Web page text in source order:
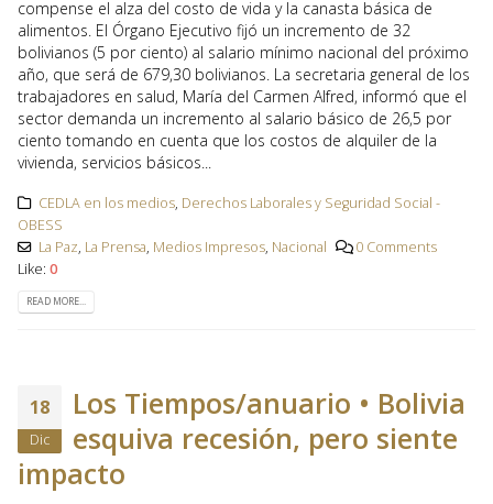
compense el alza del costo de vida y la canasta básica de
alimentos. El Órgano Ejecutivo fijó un incremento de 32
bolivianos (5 por ciento) al salario mínimo nacional del próximo
año, que será de 679,30 bolivianos. La secretaria general de los
trabajadores en salud, María del Carmen Alfred, informó que el
sector demanda un incremento al salario básico de 26,5 por
ciento tomando en cuenta que los costos de alquiler de la
vivienda, servicios básicos...
CEDLA en los medios, Derechos Laborales y Seguridad Social -
OBESS
La Paz, La Prensa, Medios Impresos, Nacional
0 Comments
Like: 0
READ MORE...
18
Dic
Los Tiempos/anuario • Bolivia
esquiva recesión, pero siente
impacto